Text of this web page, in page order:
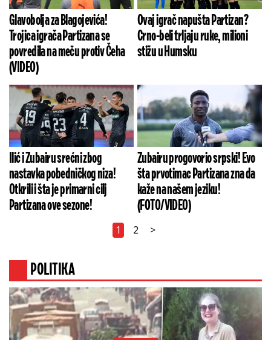
Glavobolja za Blagojevića!
Trojica igrača Partizana se
povredila na meču protiv Čeha
(VIDEO)
Ovaj igrač napušta Partizan?
Crno-beli trljaju ruke, milioni
stižu u Humsku
Ilić i Zubairu srećni zbog
nastavka pobedničkog niza!
Otkrili i šta je primarni cilj
Partizana ove sezone!
Zubairu progovorio srpski! Evo
šta prvotimac Partizana zna da
kaže na našem jeziku!
(FOTO/VIDEO)
1 2 >
POLITIKA